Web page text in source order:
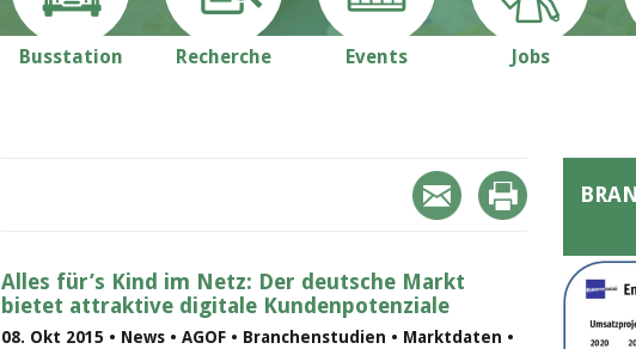
Busstation Recherche Events Jobs
Alles für’s Kind im Netz: Der deutsche Markt
bietet attraktive digitale Kundenpotenziale
08. Okt 2015 • News • AGOF • Branchenstudien • Marktdaten •